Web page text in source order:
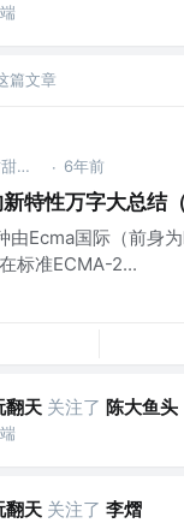
篇文章
国服第一甜甜圈 @国服第一海洋 · 6年前
特性万字大总结
由Ecma国际（前身
标准ECMA-2...
翻天 关注了 陈大鱼头
翻天 关注了 李熠